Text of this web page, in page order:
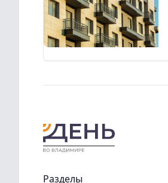
Разделы